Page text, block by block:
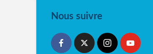
Nous suivre